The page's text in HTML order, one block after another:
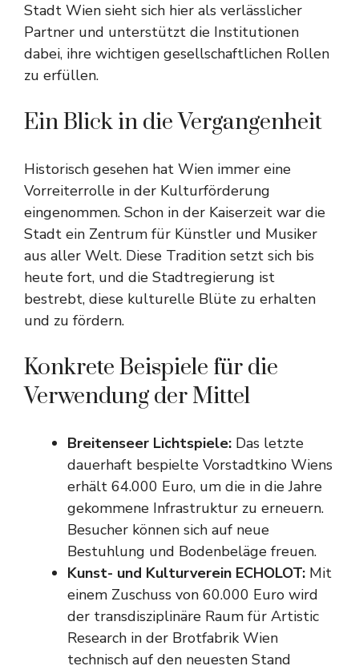
Stadt Wien sieht sich hier als verlässlicher
Partner und unterstützt die Institutionen
dabei, ihre wichtigen gesellschaftlichen Rollen
zu erfüllen.
Ein Blick in die Vergangenheit
Historisch gesehen hat Wien immer eine
Vorreiterrolle in der Kulturförderung
eingenommen. Schon in der Kaiserzeit war die
Stadt ein Zentrum für Künstler und Musiker
aus aller Welt. Diese Tradition setzt sich bis
heute fort, und die Stadtregierung ist
bestrebt, diese kulturelle Blüte zu erhalten
und zu fördern.
Konkrete Beispiele für die
Verwendung der Mittel
Breitenseer Lichtspiele: Das letzte
dauerhaft bespielte Vorstadtkino Wiens
erhält 64.000 Euro, um die in die Jahre
gekommene Infrastruktur zu erneuern.
Besucher können sich auf neue
Bestuhlung und Bodenbeläge freuen.
Kunst- und Kulturverein ECHOLOT: Mit
einem Zuschuss von 60.000 Euro wird
der transdisziplinäre Raum für Artistic
Research in der Brotfabrik Wien
technisch auf den neuesten Stand